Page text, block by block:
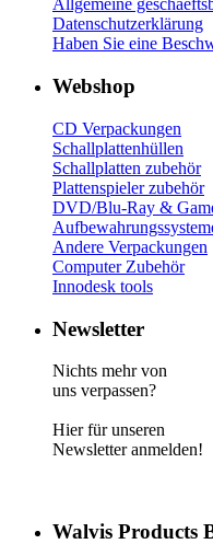
Allgemeine
Datenschutzerklärung
Haben Sie eine
Webshop
CD Verpackungen
Schallplattenhüllen
Schallplatten zubehör
Plattenspieler zubehör
DVD/Blu-Ray &
Andere Verpackungen
Computer Zubehör
Innodesk tools
Newsletter
Nichts mehr von
uns verpassen?
Hier für unseren
Newsletter anmelden!
Walvis Products